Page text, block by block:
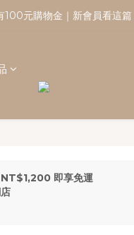
100元購物金｜新會員看這篇
100元購物金｜新會員看這篇
100元購物金｜新會員看這篇
NT$1,200 即享免運